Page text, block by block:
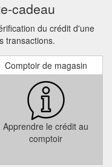
cadeau
du crédit d'une
transactions.
Comptoir de magasin
Apprendre le crédit au
comptoir